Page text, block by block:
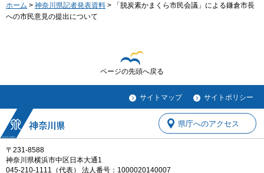
ホーム > 神奈川県記者発表資料 > 「脱炭素かまくら市民会議」による鎌倉市長
への市民意見の提出について
ページの先頭へ戻る
サイトマップ サイトポリシー
〒231-8588
神奈川県横浜市中区日本大通1
045-210-1111（代表） 法人番号：1000020140007
県庁へのアクセス